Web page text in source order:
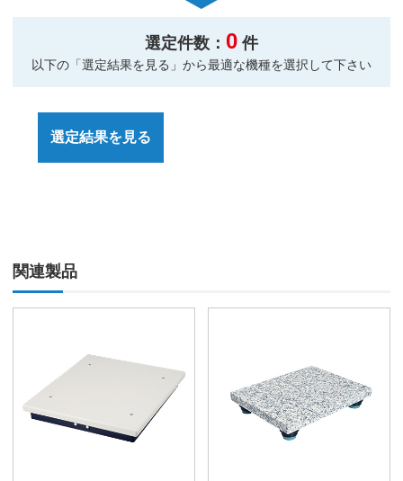
選定件数： 0 件
以下の「選定結果を見る」から最適な機種を選択して下さい
選定結果を見る
関連製品